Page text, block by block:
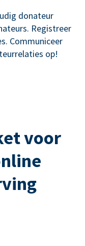
donateur
Registreer
Communiceer
op!
voor